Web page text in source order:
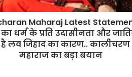
Maharaj Latest
धर्म के प्रति उदासीनता और
है लव जिहाद का कारण.. कालीचरण
महाराज का बड़ा बयान